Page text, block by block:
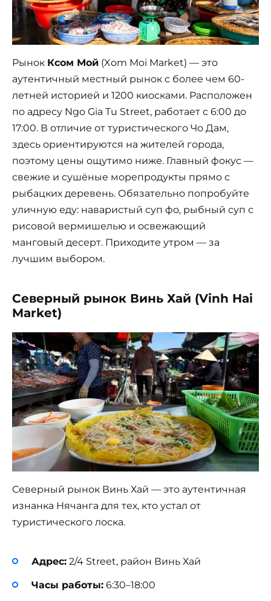
Рынок Ксом Мой (Xom Moi Market) — это
аутентичный местный рынок с более чем 60-
летней историей и 1200 киосками. Расположен
по адресу Ngo Gia Tu Street, работает с 6:00 до
17:00. В отличие от туристического Чо Дам,
здесь ориентируются на жителей города,
поэтому цены ощутимо ниже. Главный фокус —
свежие и сушёные морепродукты прямо с
рыбацких деревень. Обязательно попробуйте
уличную еду: наваристый суп фо, рыбный суп с
рисовой вермишелью и освежающий
манговый десерт. Приходите утром — за
лучшим выбором.
Северный рынок Винь Хай (Vinh Hai
Market)
Северный рынок Винь Хай — это аутентичная
изнанка Нячанга для тех, кто устал от
туристического лоска.
Адрес: 2/4 Street, район Винь Хай
Часы работы: 6:30–18:00